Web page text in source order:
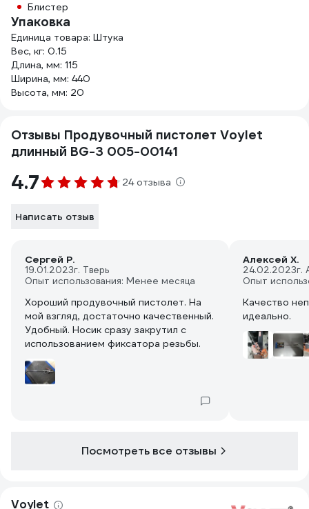
Блистер
Упаковка
Единица товара: Штука
Вес, кг: 0.15
Длина, мм: 115
Ширина, мм: 440
Высота, мм: 20
Отзывы Продувочный пистолет Voylet
длинный BG-3 005-00141
4.7 24 отзыва
Написать отзыв
Сергей Р.
19.01.2023г. Тверь
Опыт использования: Менее месяца
Хороший продувочный пистолет. На
мой взгляд, достаточно качественный.
Удобный. Носик сразу закрутил с
использованием фиксатора резьбы.
Алексей Х.
24.02.2023г.
Опыт
Качество
идеально.
Посмотреть все отзывы
Voylet